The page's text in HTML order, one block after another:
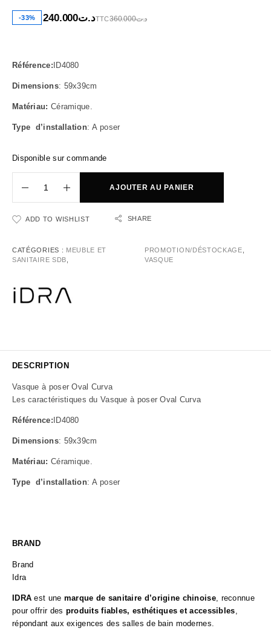
-33% د.ت360.000 د.ت240.000 TTC
Référence: ID4080
Dimensions: 59x39cm
Matériau: Céramique.
Type d’installation: A poser
Disponible sur commande
AJOUTER AU PANIER
ADD TO WISHLIST SHARE
CATÉGORIES : MEUBLE ET
SANITAIRE SDB
PROMOTION/DÉSTOCKAGE
VASQUE
DESCRIPTION
Vasque à poser Oval Curva
Les caractéristiques du Vasque à poser Oval Curva
Référence: ID4080
Dimensions: 59x39cm
Matériau: Céramique.
Type d’installation: A poser
BRAND
Brand
Idra
IDRA est une marque de sanitaire d’origine chinoise, reconnue
pour offrir des produits fiables, esthétiques et accessibles,
répondant aux exigences des salles de bain modernes.